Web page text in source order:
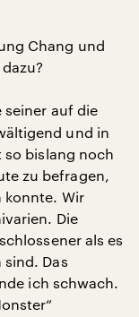
Chang und
seiner auf die
und in
so bislang noch
zu befragen,
konnte. Wir
Die
als es
Das
ich schwach.